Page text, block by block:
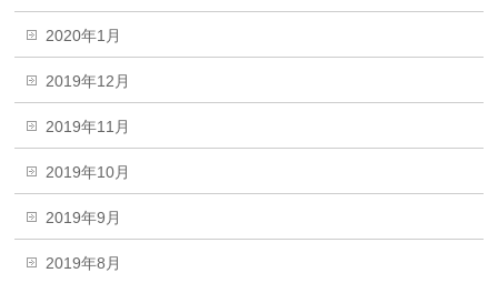
2020年1月
2019年12月
2019年11月
2019年10月
2019年9月
2019年8月